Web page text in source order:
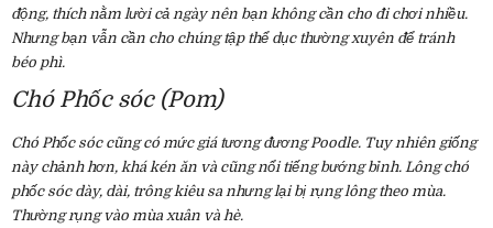
động, thích nằm lười cả ngày nên bạn không cần cho đi chơi nhiều.
Nhưng bạn vẫn cần cho chúng tập thể dục thường xuyên để tránh
béo phì.
Chó Phốc sóc (Pom)
Chó Phốc sóc cũng có mức giá tương đương Poodle. Tuy nhiên giống
này chảnh hơn, khá kén ăn và cũng nổi tiếng bướng bỉnh. Lông chó
phốc sóc dày, dài, trông kiêu sa nhưng lại bị rụng lông theo mùa.
Thường rụng vào mùa xuân và hè.